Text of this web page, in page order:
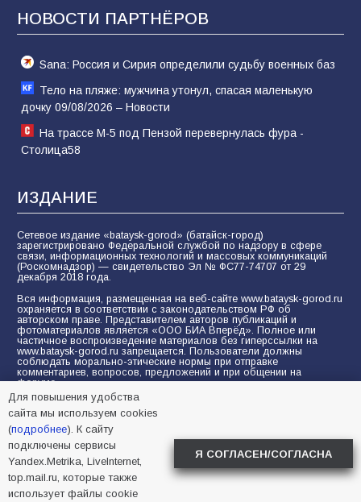
НОВОСТИ ПАРТНЁРОВ
Sana: Россия и Сирия определили судьбу военных баз
Тело на пляже: мужчина утонул, спасая маленькую
дочку 09/08/2026 – Новости
На трассе М-5 под Пензой перевернулась фура -
Столица58
ИЗДАНИЕ
Сетевое издание «bataysk-gorod» (батайск-город)
зарегистрировано Федеральной службой по надзору в сфере
связи, информационных технологий и массовых коммуникаций
(Роскомнадзор) — свидетельство Эл № ФС77-74707 от 29
декабря 2018 года.
Вся информация, размещенная на веб-сайте www.bataysk-gorod.ru
охраняется в соответствии с законодательством РФ об
авторском праве. Представителем авторов публикаций и
фотоматериалов является «ООО БИА Вперёд». Полное или
частичное воспроизведение материалов без гиперссылки на
www.bataysk-gorod.ru запрещается. Пользователи должны
соблюдать морально-этические нормы при отправке
комментариев, вопросов, предложений и при общении на
форуме.
Политика конфиденциальности и защиты информации
Согласие на обработку персональных данных с помощью
сервисов Yandex.Metrika, LiveInternet, top.mail.ru
© 2005-2026 БИА «ВПЕРЕД»
Для повышения удобства
сайта мы используем cookies
(подробнее). К сайту
подключены сервисы
Yandex.Metrika, LiveInternet,
top.mail.ru, которые также
использует файлы cookie
Я СОГЛАСЕН/СОГЛАСНА